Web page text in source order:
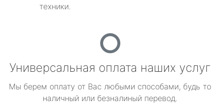
техники.
Универсальная оплата наших услуг
Мы берем оплату от Вас любыми способами, будь то
наличный или безналиный перевод.